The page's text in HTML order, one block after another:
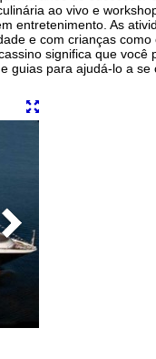
ao vivo e
entretenimento. As
e com crianças
significa que você
guias para ajudá-lo a
Next